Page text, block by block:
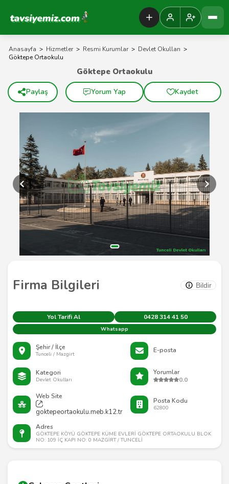
Tavsiyemiz Anasayfa
Anasayfa > Hizmetler > Resmi Kurumlar > Devlet Okulları >
Göktepe Ortaokulu
Firma Bilgileri Bildir
Yol Tarifi Al 0428 314 41 50
Whatsapp
Şehir / İlçe
Tunceli / Mazgirt E-posta
Kategori
Devlet Okulları
Yorumlar
0.0
Web Site
goktepeortaokulu.meb.k12.tr
Posta Kodu
62800
Adres
GÖKTEPE KÖYÜ GÖKTEPE KÜME EVLERİ GÖKTEPE ORTAOKULU BLOK
NO: 109 İÇ KAPI NO: 0 MAZGİRT / TUNCELİ
Göktepe Ortaokulu
Paylaş Yorum Yap Kaydet